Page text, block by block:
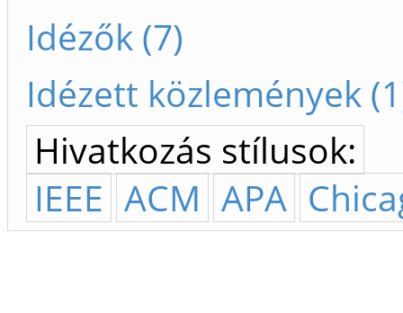
Idézők (7)
Idézett közlemények
Hivatkozás stílusok:
IEEE ACM APA